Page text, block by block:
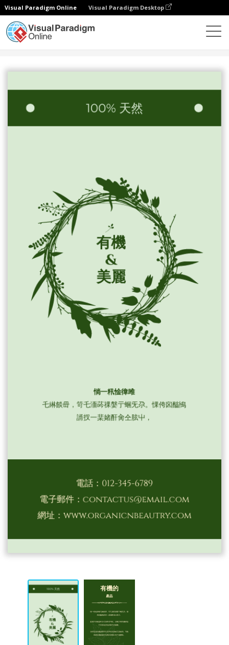
Visual Paradigm Online Visual Paradigm Desktop